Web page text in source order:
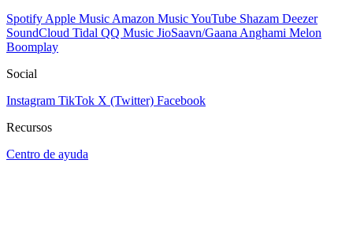
Spotify Apple Music Amazon MusicYouTube Shazam Deezer
SoundCloud Tidal QQ Music JioSaavn/Gaana Anghami Melon
Boomplay
Social
Instagram TikTok X (Twitter) Facebook
Recursos
Centro de ayuda